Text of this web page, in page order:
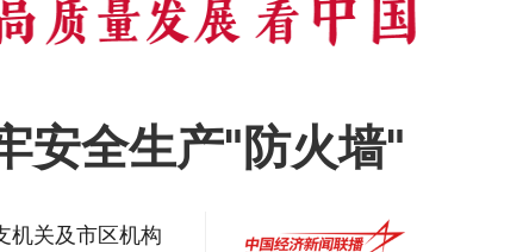
安全生产"防火墙"
机关及市区机构